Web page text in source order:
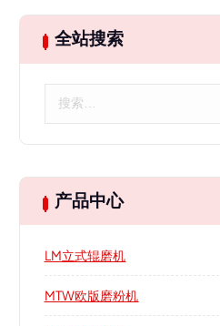
全站搜索
产品中心
LM立式辊磨机
MTW欧版磨粉机